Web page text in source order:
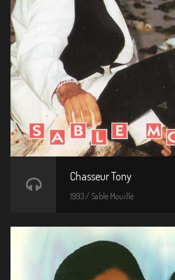
Chasseur Tony
1993 / Sable Mouillé